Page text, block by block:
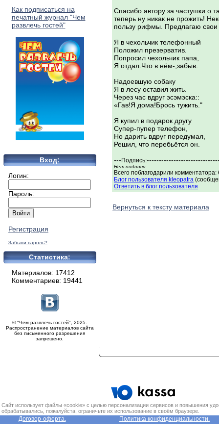
Как подписаться на
печатный журнал "Чем
развлечь гостей"
Вход:
Логин:
Пароль:
Регистрация
Забыли пароль?
Статистика:
Материалов: 17412
Комментариев: 19441
© "Чем развлечь гостей", 2025.
Распространение материалов сайта
без письменного разрешения
запрещено.
Спасибо автору за частушки о
теперь ну никак не прожить!
пользу рифмы. Предлагаю свои
Я в чехольчик телефонный
Положил презерватив.
Попросил чехольчик папа,
Я отдал.Что в нём-,забыв.
Надоевшую собаку
Я в лесу оставил жить.
Через час вдруг эсэмэска::
«Гав!Я дома!Брось тужить."
Я купил в подарок другу
Супер-пупер телефон,
Но дарить вдруг передумал,
Решил, что перебьётся он.
--- Подпись:
Нет подписи
Всего поблагодарили
Блог пользователя kleopatra
Ответить в блог пользователя
Вернуться к тексту материала
Сайт использует файлы «cookie» с целью персонализации сервисов и повышения
обрабатывались, пожалуйста, ограничьте их использование в своём браузере.
Договор-оферта. Политика конфиденциальности.